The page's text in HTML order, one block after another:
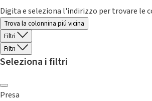
Digita e seleziona l'indirizzo per trovare le
Trova la colonnina piú vicina
Filtri
Filtri
Seleziona i filtri
Presa